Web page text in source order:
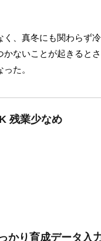
、真冬にも関わらず
ないことが起きると
た。
残業少なめ
かり育成データ入